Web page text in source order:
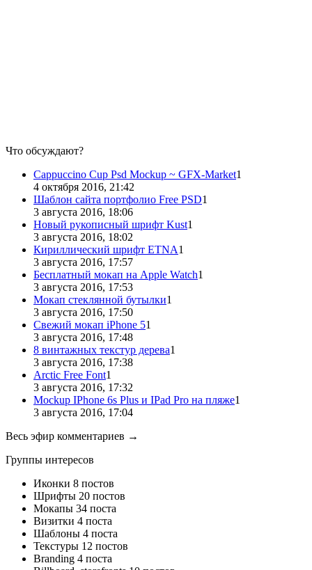
Что обсуждают?
Cappuccino Cup Psd Mockup ~ GFX-Market1
4 октября 2016, 21:42
Шаблон сайта портфолио Free PSD1
3 августа 2016, 18:06
Новый рукописный шрифт Kust1
3 августа 2016, 18:02
Кириллический шрифт ETNA1
3 августа 2016, 17:57
Бесплатный мокап на Apple Watch1
3 августа 2016, 17:53
Мокап стеклянной бутылки1
3 августа 2016, 17:50
Свежий мокап iPhone 51
3 августа 2016, 17:48
8 винтажных текстур дерева1
3 августа 2016, 17:38
Arctic Free Font1
3 августа 2016, 17:32
Mockup IPhone 6s Plus и IPad Pro на пляже1
3 августа 2016, 17:04
Весь эфир комментариев →
Группы интересов
Иконки 8 постов
Шрифты 20 постов
Мокапы 34 поста
Визитки 4 поста
Шаблоны 4 поста
Текстуры 12 постов
Branding 4 поста